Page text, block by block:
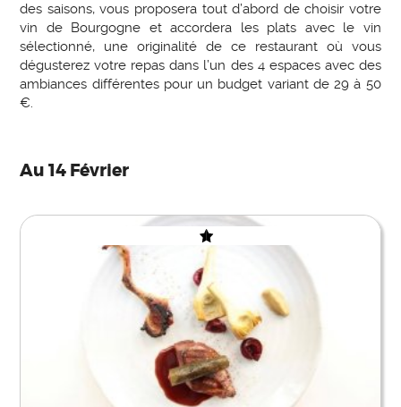
des saisons, vous proposera tout d’abord de choisir votre
vin de Bourgogne et accordera les plats avec le vin
sélectionné, une originalité de ce restaurant où vous
dégusterez votre repas dans l’un des 4 espaces avec des
ambiances différentes pour un budget variant de 29 à 50
€.
Au 14 Février